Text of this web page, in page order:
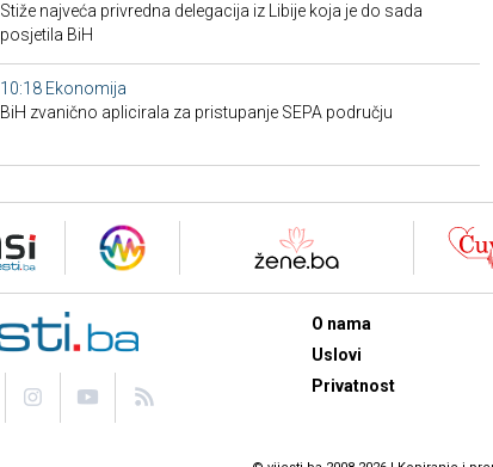
Stiže najveća privredna delegacija iz Libije koja je do sada
posjetila BiH
10:18 Ekonomija
BiH zvanično aplicirala za pristupanje SEPA području
O nama
Uslovi
Privatnost